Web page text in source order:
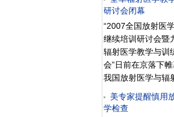
的速度太快，人们
束手无策。 图为福
电站，在2011年的
震中严重受损。图
空间更普遍的存在
等离子态。最简单
原子核，也称为质
个核子称为中子，
基本的粒子，其它
子如介子、轻子等
核反应的产物，在
应中最基本量子数
阿塞菲当天在例行
问题决议草案的国
有“政治动机”的，
放弃自己的权利，
缩活动不在考虑日
说，安理会的介入
作变为对抗，“很明
会的行动将会给我
研讨会闭幕
“2007全国放射医
继续培训研讨会暨
辐射医学教学与训
会”日前在京落下
我国放射医学与辐
领域的近百名专家
绕推动我国放射医
美专家提醒慎用
学检查